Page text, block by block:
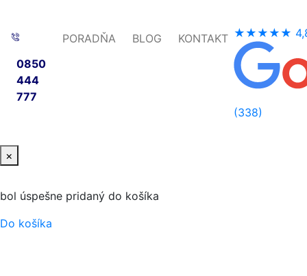
0850
444
777
PORADŇA BLOG KONTAKT ★★★★★
(338)
×
bol úspešne pridaný do košíka
Do košíka